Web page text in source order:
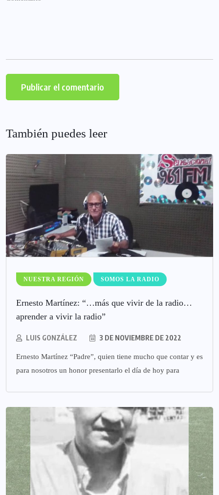
También puedes leer
NUESTRA REGIÓN SOMOS LA RADIO
Ernesto Martínez: “…más que vivir de la radio…
aprender a vivir la radio”
LUIS GONZÁLEZ 3 DE NOVIEMBRE DE 2022
Ernesto Martínez “Padre”, quien tiene mucho que contar y es
para nosotros un honor presentarlo el día de hoy para